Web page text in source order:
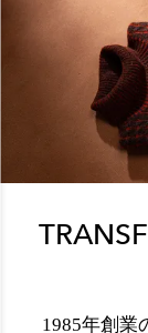
1985年創業